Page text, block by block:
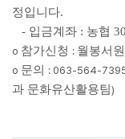
정입니다.
- 입금계좌 : 농협
o 참가신청 : 월봉서
o 문의 : 063-564-
과 문화유산활용팀)